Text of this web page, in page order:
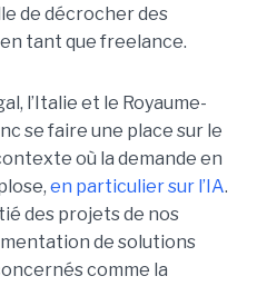
de décrocher des
tant que freelance.
l’Italie et le Royaume-
se faire une place sur le
où la demande en
en particulier sur l’IA.
des projets de nos
de solutions
comme la